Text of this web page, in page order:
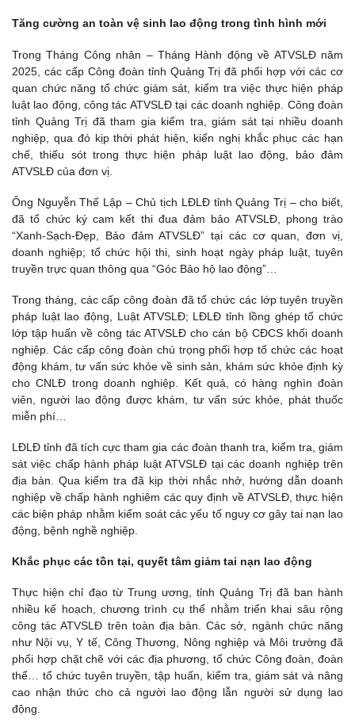
Tăng cường an toàn vệ sinh lao động trong tình hình mới
Trong Tháng Công nhân – Tháng Hành động về ATVSLĐ năm
2025, các cấp Công đoàn tỉnh Quảng Trị đã phối hợp với các cơ
quan chức năng tổ chức giám sát, kiểm tra việc thực hiện pháp
luật lao động, công tác ATVSLĐ tại các doanh nghiệp. Công đoàn
tỉnh Quảng Trị đã tham gia kiểm tra, giám sát tại nhiều doanh
nghiệp, qua đó kịp thời phát hiện, kiến nghị khắc phục các hạn
chế, thiếu sót trong thực hiện pháp luật lao động, bảo đảm
ATVSLĐ của đơn vị.
Ông Nguyễn Thế Lập – Chủ tịch LĐLĐ tỉnh Quảng Trị – cho biết,
đã tổ chức ký cam kết thi đua đảm bảo ATVSLĐ, phong trào
“Xanh-Sạch-Đẹp, Bảo đảm ATVSLĐ” tại các cơ quan, đơn vị,
doanh nghiệp; tổ chức hội thi, sinh hoạt ngày pháp luật, tuyên
truyền trực quan thông qua “Góc Bảo hộ lao động”…
Trong tháng, các cấp công đoàn đã tổ chức các lớp tuyên truyền
pháp luật lao động, Luật ATVSLĐ; LĐLĐ tỉnh lồng ghép tổ chức
lớp tập huấn về công tác ATVSLĐ cho cán bộ CĐCS khối doanh
nghiệp. Các cấp công đoàn chú trọng phối hợp tổ chức các hoạt
động khám, tư vấn sức khỏe về sinh sản, khám sức khỏe định kỳ
cho CNLĐ trong doanh nghiệp. Kết quả, có hàng nghìn đoàn
viên, người lao động được khám, tư vấn sức khỏe, phát thuốc
miễn phí…
LĐLĐ tỉnh đã tích cực tham gia các đoàn thanh tra, kiểm tra, giám
sát việc chấp hành pháp luật ATVSLĐ tại các doanh nghiệp trên
địa bàn. Qua kiểm tra đã kịp thời nhắc nhở, hướng dẫn doanh
nghiệp về chấp hành nghiêm các quy định về ATVSLĐ, thực hiện
các biện pháp nhằm kiểm soát các yếu tố nguy cơ gây tai nạn lao
động, bệnh nghề nghiệp.
Khắc phục các tồn tại, quyết tâm giảm tai nạn lao động
Thực hiện chỉ đạo từ Trung ương, tỉnh Quảng Trị đã ban hành
nhiều kế hoạch, chương trình cụ thể nhằm triển khai sâu rộng
công tác ATVSLĐ trên toàn địa bàn. Các sở, ngành chức năng
như Nội vụ, Y tế, Công Thương, Nông nghiệp và Môi trường đã
phối hợp chặt chẽ với các địa phương, tổ chức Công đoàn, đoàn
thể… tổ chức tuyên truyền, tập huấn, kiểm tra, giám sát và nâng
cao nhận thức cho cả người lao động lẫn người sử dụng lao
động.